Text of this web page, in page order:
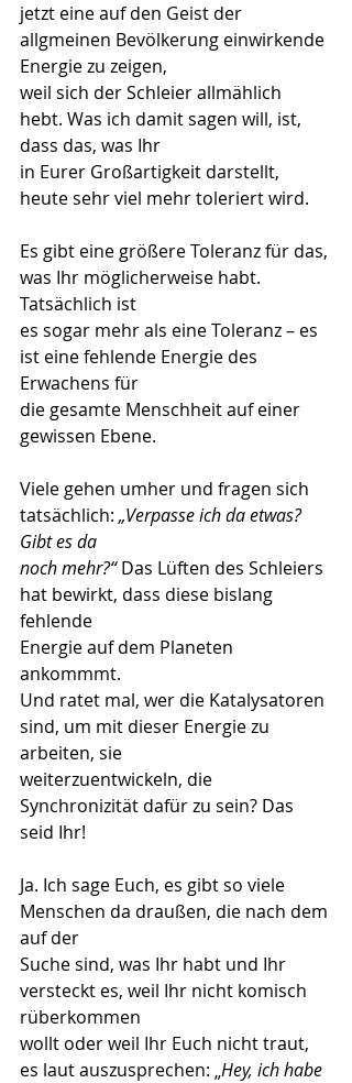
jetzt eine auf den Geist der
allgmeinen Bevölkerung einwirkende
Energie zu zeigen,
weil sich der Schleier allmählich
hebt. Was ich damit sagen will, ist,
dass das, was Ihr
in Eurer Großartigkeit darstellt,
heute sehr viel mehr toleriert wird.
Es gibt eine größere Toleranz für das,
was Ihr möglicherweise habt.
Tatsächlich ist
es sogar mehr als eine Toleranz – es
ist eine fehlende Energie des
Erwachens für
die gesamte Menschheit auf einer
gewissen Ebene.
Viele gehen umher und fragen sich
tatsächlich: „Verpasse ich da etwas?
Gibt es da
noch mehr?“ Das Lüften des Schleiers
hat bewirkt, dass diese bislang
fehlende
Energie auf dem Planeten
ankommmt.
Und ratet mal, wer die Katalysatoren
sind, um mit dieser Energie zu
arbeiten, sie
weiterzuentwickeln, die
Synchronizität dafür zu sein? Das
seid Ihr!
Ja. Ich sage Euch, es gibt so viele
Menschen da draußen, die nach dem
auf der
Suche sind, was Ihr habt und Ihr
versteckt es, weil Ihr nicht komisch
rüberkommen
wollt oder weil Ihr Euch nicht traut,
es laut auszusprechen: „Hey, ich habe